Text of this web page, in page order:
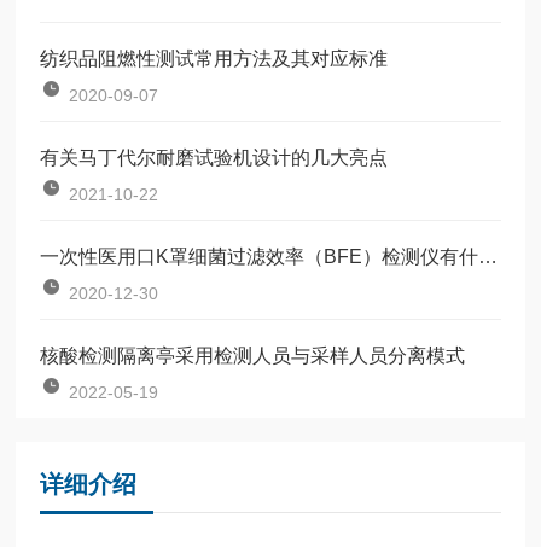
纺织品阻燃性测试常用方法及其对应标准
2020-09-07
有关马丁代尔耐磨试验机设计的几大亮点
2021-10-22
一次性医用口K罩细菌过滤效率（BFE）检测仪有什么特点
2020-12-30
核酸检测隔离亭采用检测人员与采样人员分离模式
2022-05-19
详细介绍